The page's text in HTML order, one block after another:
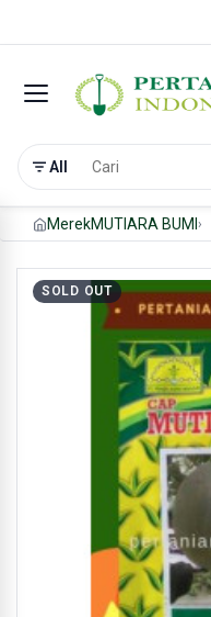
All
MerekMUTIARA BUMI
SOLD OUT